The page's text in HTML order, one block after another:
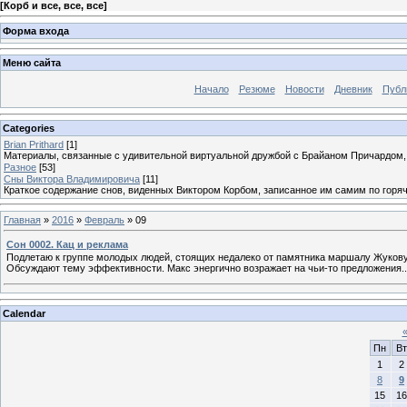
[Корб и все, все, все]
Форма входа
Меню сайта
Начало Резюме Новости Дневник
Categories
Brian Prithard [1]
Материалы, связанные с удивительной виртуальной дружбой с Брайаном
Разное [53]
Сны Виктора Владимировича [11]
Краткое содержание снов, виденных Виктором Корбом, записанное им самим по
Главная » 2016 » Февраль » 09
Сон 0002. Кац и реклама
Подлетаю к группе молодых людей, стоящих недалеко от памятника маршалу
Обсуждают тему эффективности. Макс энергично возражает на чьи-то
Calendar
«
Пн
Вт
1
2
8
9
15
16